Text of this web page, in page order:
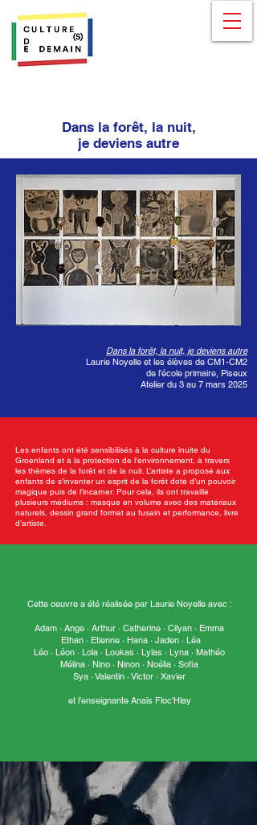
Dans la forêt, la nuit,
je deviens autre
Dans la forêt, la nuit, je deviens autre
Laurie Noyelle et les élèves de CM1-CM2
de l’école primaire, Piseux
Atelier du 3 au 7 mars 2025
Les enfants ont été sensibilisés à la culture inuite du
Groenland et à la protection de l’environnement, à travers
les thèmes de la forêt et de la nuit. L’artiste a proposé aux
enfants de s’inventer un esprit de la forêt doté d’un pouvoir
magique puis de l’incarner. Pour cela, ils ont travaillé
plusieurs médiums : masque en volume avec des matériaux
naturels, dessin grand format au fusain et performance, livre
d’artiste.
Cette oeuvre a été réalisée par Laurie Noyelle avec :
Adam · Ange · Arthur · Catherine · Cilyan · Emma
Ethan · Etienne · Hana · Jaden · Léa
Léo · Léon · Lola · Loukas · Lylas · Lyna · Mathéo
Mélina · Nino · Ninon · Noélia · Sofia
Sya · Valentin · Victor · Xavier
et l’enseignante Anaïs Floc’Hlay